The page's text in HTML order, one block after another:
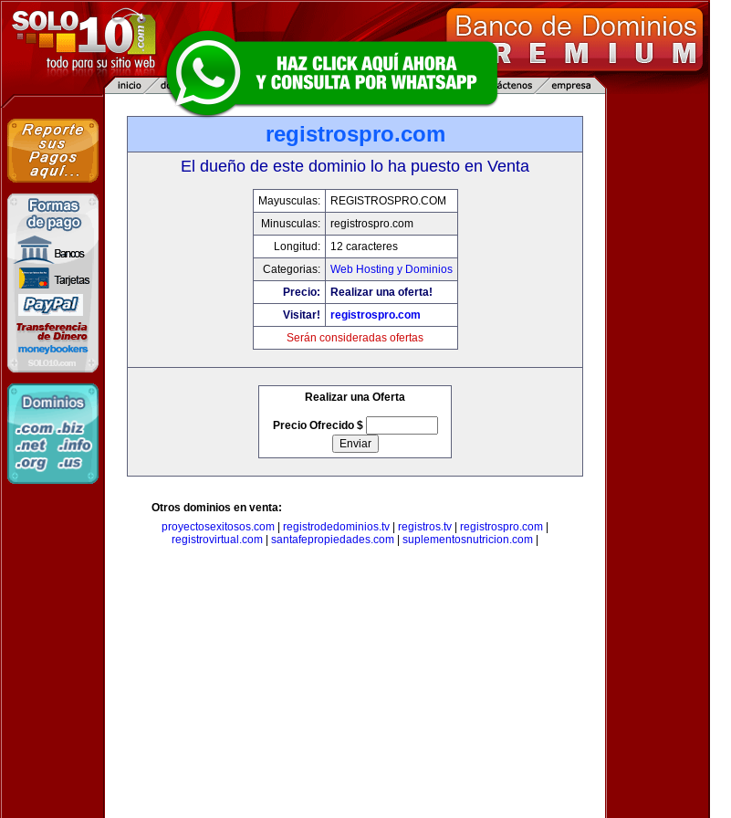
registrospro.com
El dueño de este dominio lo ha puesto en Venta
Mayusculas:
REGISTROSPRO.COM
Minusculas:
registrospro.com
Longitud:
12 caracteres
Categorias:
Web Hosting y Dominios
Precio:
Realizar una oferta!
Visitar!
registrospro.com
Serán consideradas ofertas
Realizar una Oferta
Precio Ofrecido $
Otros dominios en venta:
proyectosexitosos.com
registrodedominios.tv registros.tv registrospro.com
registrovirtual.com
santafepropiedades.com suplementosnutricion.com